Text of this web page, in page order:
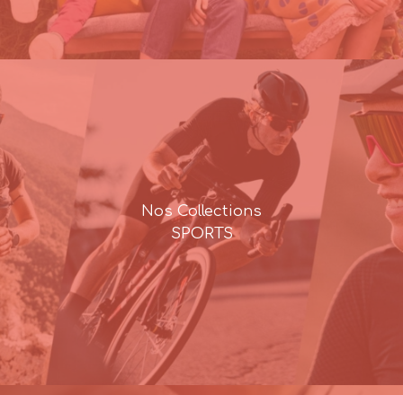
Nos Collections
SPORTS